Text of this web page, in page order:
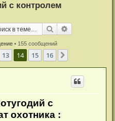
с контролем
Поиск
• 155 сообщений
16
13 14 15 16
с
охотника :